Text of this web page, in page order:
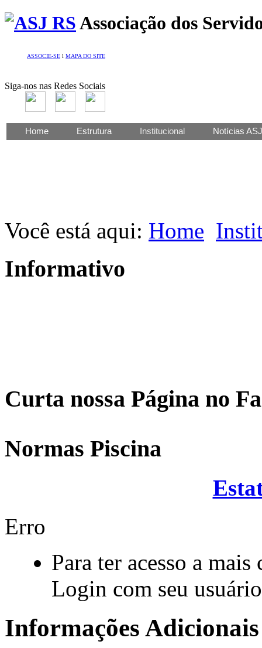
Associação dos
ASSOCIE-SE l MAPA DO SITE
Siga-nos nas Redes Sociais
Home Estrutura Institucional Notícias ASJ
Você está aqui: Home
Informativo
Curta nossa Página no
Normas Piscina
Erro
Para ter acesso a
Login com seu
Informações Adicionais